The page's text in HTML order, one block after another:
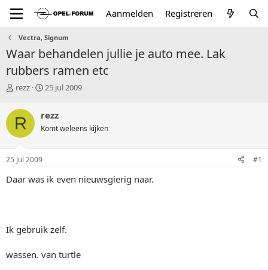
Aanmelden Registreren
Vectra, Signum
Waar behandelen jullie je auto mee. Lak
rubbers ramen etc
T
p
i
c
s
a
t
rezz
S
r
t
a
m
25 jul 2009
R rezz
Komt weleens kijken
25 jul 2009 #1
Daar was ik even nieuwsgierig naar.
Ik gebruik zelf.
wassen. van turtle